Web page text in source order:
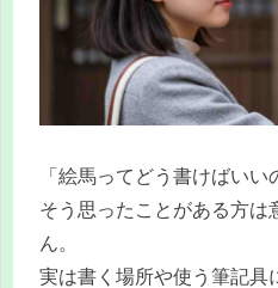
「絵馬ってどう書けばいい
そう思ったことがある方は
ん。
実は書く場所や使う筆記具